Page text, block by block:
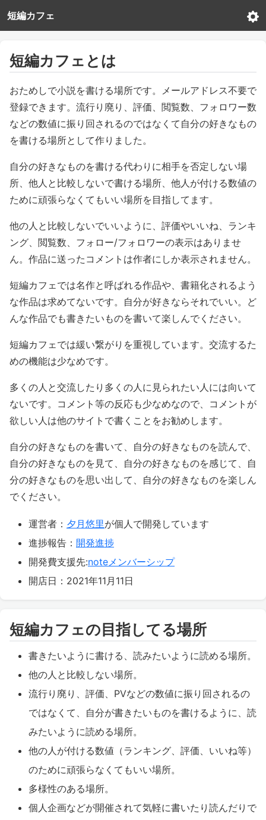
短編カフェ
短編カフェとは
おためしで小説を書ける場所です。メールアドレス不要で
登録できます。流行り廃り、評価、閲覧数、フォロワー数
などの数値に振り回されるのではなくて自分の好きなもの
を書ける場所として作りました。
自分の好きなものを書ける代わりに相手を否定しない場
所、他人と比較しないで書ける場所、他人が付ける数値の
ために頑張らなくてもいい場所を目指してます。
他の人と比較しないでいいように、評価やいいね、ランキ
ング、閲覧数、フォロー/フォロワーの表示はありませ
ん。作品に送ったコメントは作者にしか表示されません。
短編カフェでは名作と呼ばれる作品や、書籍化されるよう
な作品は求めてないです。自分が好きならそれでいい。ど
んな作品でも書きたいものを書いて楽しんでください。
短編カフェでは緩い繋がりを重視しています。交流するた
めの機能は少なめです。
多くの人と交流したり多くの人に見られたい人には向いて
ないです。コメント等の反応も少なめなので、コメントが
欲しい人は他のサイトで書くことをお勧めします。
自分の好きなものを書いて、自分の好きなものを読んで、
自分の好きなものを見て、自分の好きなものを感じて、自
分の好きなものを思い出して、自分の好きなものを楽しん
でください。
運営者： 夕月悠里が個人で開発しています
進捗報告： 開発進捗
開発費支援先:noteメンバーシップ
開店日：2021年11月11日
短編カフェの目指してる場所
書きたいように書ける、読みたいように読める場所。
他の人と比較しない場所。
流行り廃り、評価、PVなどの数値に振り回されるの
ではなくて、自分が書きたいものを書けるように、読
みたいように読める場所。
他の人が付ける数値（ランキング、評価、いいね等）
のために頑張らなくてもいい場所。
多様性のある場所。
個人企画などが開催されて気軽に書いたり読んだりで